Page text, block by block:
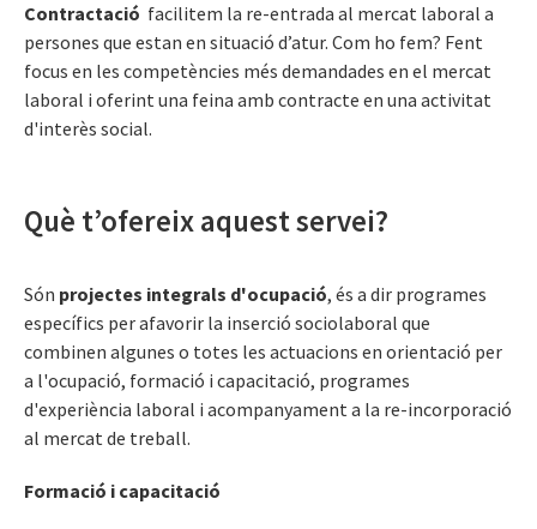
Contractació facilitem la re-entrada al mercat laboral a
persones que estan en situació d’atur. Com ho fem? Fent
focus en les competències més demandades en el mercat
laboral i oferint una feina amb contracte en una activitat
d'interès social.
Què t’ofereix aquest servei?
Són projectes integrals d'ocupació, és a dir programes
específics per afavorir la inserció sociolaboral que
combinen algunes o totes les actuacions en orientació per
a l'ocupació, formació i capacitació, programes
d'experiència laboral i acompanyament a la re-incorporació
al mercat de treball.
Formació i capacitació